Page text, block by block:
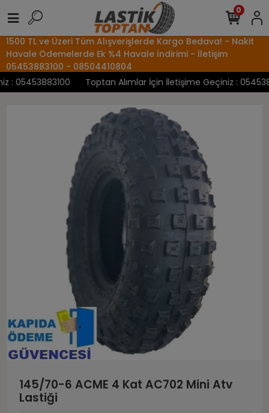
1500 TL ve Üzeri Tüm Alışverişlerde Kargo Bedava! - Nakit
Havale Ödemelerde Ek %4 Havale İndirimi - İletişim
05453883100 - 08504410804
05453883100
Toptan Alımlar İçin İletişime Geçiniz :
0
145/70-6 ACME 4 Kat AC702 Mini Atv
Lastiği